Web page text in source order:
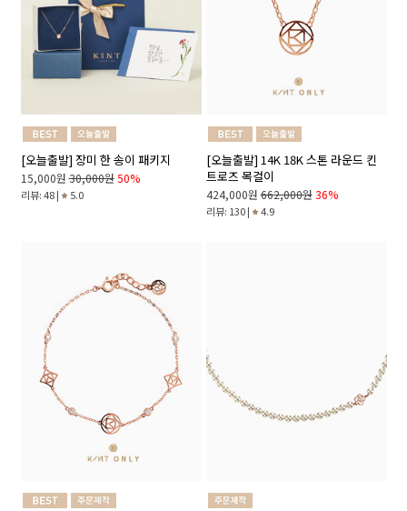
[오늘출발] 장미 한 송이 패키지
15,000원 30,000원 50%
리뷰: 48 | 5.0
[오늘출발] 14K 18K 스톤 라운드 킨
트로즈 목걸이
424,000원 662,000원 36%
리뷰: 130 | 4.9